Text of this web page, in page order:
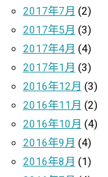
2017年7月 (2)
2017年5月 (3)
2017年4月 (4)
2017年1月 (3)
2016年12月 (3)
2016年11月 (2)
2016年10月 (4)
2016年9月 (4)
2016年8月 (1)